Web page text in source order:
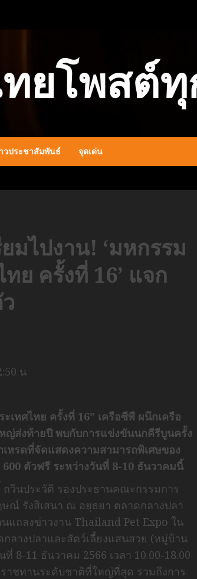
ยโพสต์
วประชาสัมพันธ์ จุดเด่น
มไปงาน! ‘มหกรรม
ย ครั้งที่ 16’ แจก
น
เทศไทย ครั้งที่ 16” เครือซีพี ผนึกเครือ
ญ่ส่งท้ายปี พบกับการแข่งขันนกคีรีบูนครั้ง
หรดที่จัดแสดงความสามารถพิเศษของ
ตัวฟรี ระหว่างวันที่ 8-10 ธันวาคมนี้
วินประวัติ รองประธานคณะกรรมการ
ณ์ รังสิเสนา ณ อยุธยา ตลาดกลางปลา
แถลงข่าวงาน Thailand Pet Expo ใน
ลางปลาและสัตว์เลี้ยงแสนสวย (หมู่บ้าน
8-11 ธันวาคม 2566 เวลา 10.00-18.00
าชทานระดับชาติที่ใหญ่ที่สุด รวมถึงการ